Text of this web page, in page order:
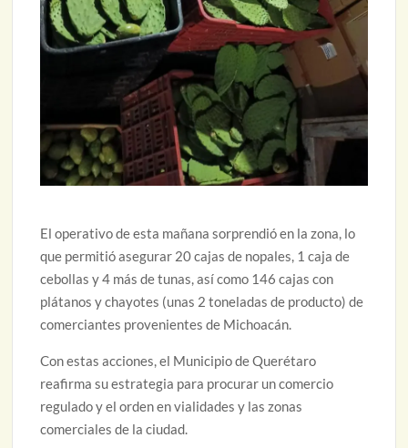
El operativo de esta mañana sorprendió en la zona, lo
que permitió asegurar 20 cajas de nopales, 1 caja de
cebollas y 4 más de tunas, así como 146 cajas con
plátanos y chayotes (unas 2 toneladas de producto) de
comerciantes provenientes de Michoacán.
Con estas acciones, el Municipio de Querétaro
reafirma su estrategia para procurar un comercio
regulado y el orden en vialidades y las zonas
comerciales de la ciudad.